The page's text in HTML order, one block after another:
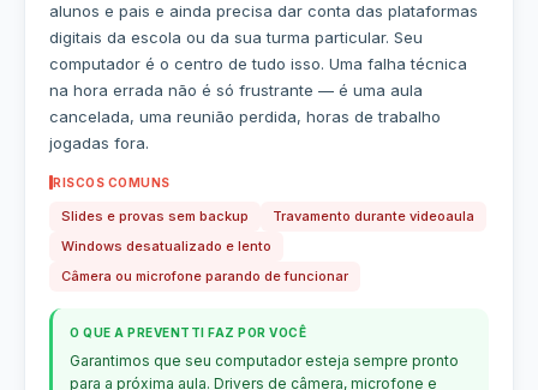
alunos e pais e ainda precisa dar conta das plataformas
digitais da escola ou da sua turma particular. Seu
computador é o centro de tudo isso. Uma falha técnica
na hora errada não é só frustrante — é uma aula
cancelada, uma reunião perdida, horas de trabalho
jogadas fora.
RISCOS COMUNS
Slides e provas sem backup
Travamento durante videoaula
Windows desatualizado e lento
Câmera ou microfone parando de funcionar
O QUE A PREVENTTI FAZ POR VOCÊ
Garantimos que seu computador esteja sempre pronto
para a próxima aula. Drivers de câmera, microfone e